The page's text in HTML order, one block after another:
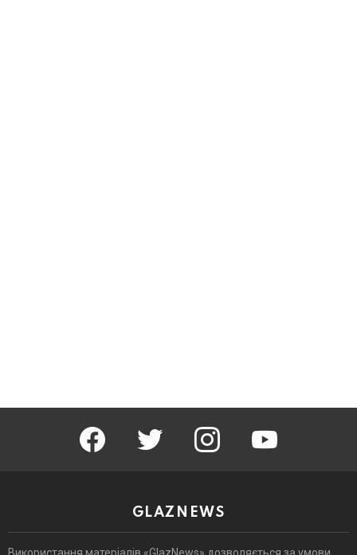
facebook twitter instagram
GLAZNEWS
Використання матеріалів «GlazNews» дозволяється за умови